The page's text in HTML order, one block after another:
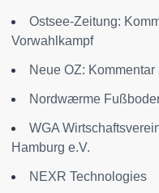
Ostsee-Zeitung:
Vorwahlkampf
Neue OZ:
Nordwærme
WGA
Hamburg e.V.
NEXR Technologies